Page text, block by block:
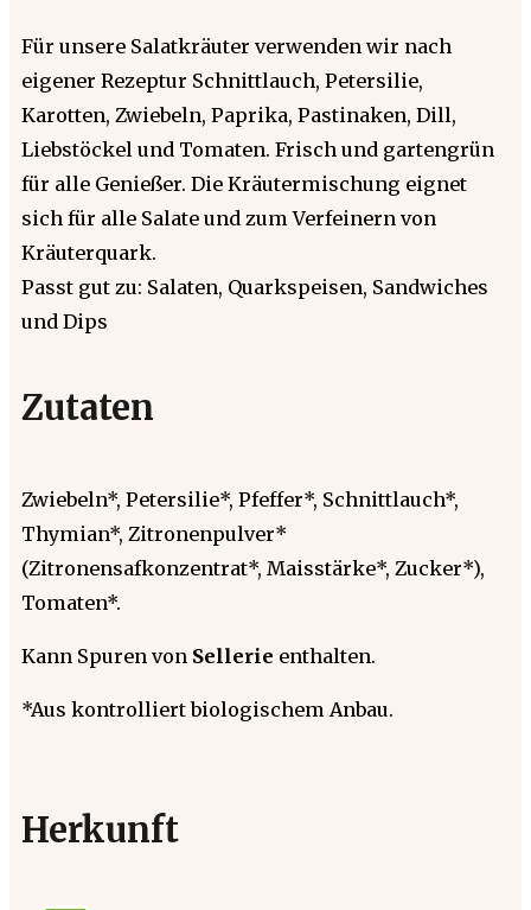
Für unsere Salatkräuter verwenden wir nach
eigener Rezeptur Schnittlauch, Petersilie,
Karotten, Zwiebeln, Paprika, Pastinaken, Dill,
Liebstöckel und Tomaten. Frisch und gartengrün
für alle Genießer. Die Kräutermischung eignet
sich für alle Salate und zum Verfeinern von
Kräuterquark.
Passt gut zu: Salaten, Quarkspeisen, Sandwiches
und Dips
Zutaten
Zwiebeln*, Petersilie*, Pfeffer*, Schnittlauch*,
Thymian*, Zitronenpulver*
(Zitronensafkonzentrat*, Maisstärke*, Zucker*),
Tomaten*.
Kann Spuren von Sellerie enthalten.
*Aus kontrolliert biologischem Anbau.
Herkunft